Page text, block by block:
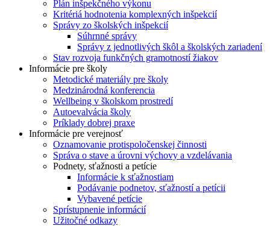
Plán inšpekčného výkonu
Kritériá hodnotenia komplexných inšpekcií
Správy zo školských inšpekcií
Súhrnné správy
Správy z jednotlivých škôl a školských zariadení
Stav rozvoja funkčných gramotností žiakov
Informácie pre školy
Metodické materiály pre školy
Medzinárodná konferencia
Wellbeing v školskom prostredí
Autoevalvácia školy
Príklady dobrej praxe
Informácie pre verejnosť
Oznamovanie protispoločenskej činnosti
Správa o stave a úrovni výchovy a vzdelávania
Podnety, sťažnosti a petície
Informácie k sťažnostiam
Podávanie podnetov, sťažností a petícii
Vybavené petície
Sprístupnenie informácií
Užitočné odkazy